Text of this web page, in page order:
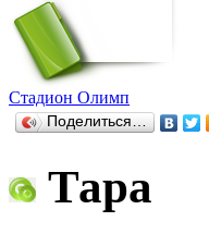
Стадион Олимп
Поделиться…
Тара